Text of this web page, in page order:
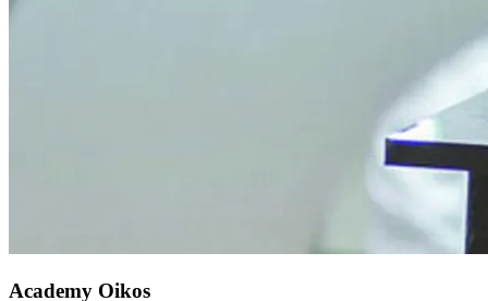
Academy Oikos